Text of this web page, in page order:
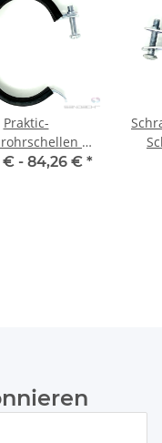
Praktic-
mit
u.
€ - 84,26 € *